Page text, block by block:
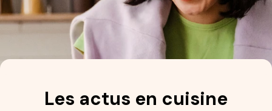
Les actus en cuisine